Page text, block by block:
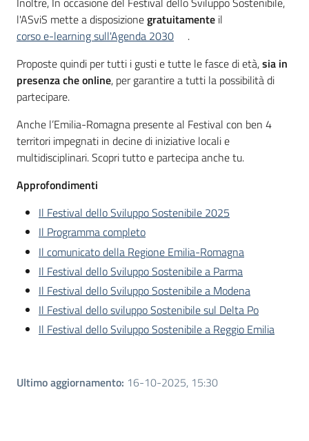
l'ASviS mette a disposizionegratuitamente il
corso e-learning sull'Agenda 2030
.
Proposte quindi per tutti i gusti e tutte le fasce di età,sia in
presenza che online, per garantire a tutti la possibilità di
partecipare.
Anche l’Emilia-Romagna presente al Festival con ben 4
territori impegnati in decine di iniziative locali e
multidisciplinari. Scopri tutto e partecipa anche tu.
Approfondimenti
Il Festival dello Sviluppo Sostenibile 2025
Il Programma completo
Il comunicato della Regione Emilia-Romagna
Il Festival dello Sviluppo Sostenibile a Parma
Il Festival dello Sviluppo Sostenibile a Modena
Il Festival dello sviluppo Sostenibile sul Delta Po
Il Festival dello Sviluppo Sostenibile a Reggio Emilia
Ultimo aggiornamento: 16-10-2025, 15:30